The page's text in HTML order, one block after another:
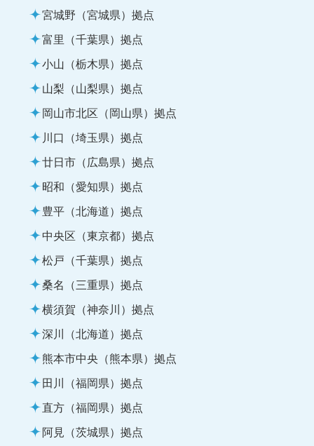
宮城野（宮城県）拠点
富里（千葉県）拠点
小山（栃木県）拠点
山梨（山梨県）拠点
岡山市北区（岡山県）拠点
川口（埼玉県）拠点
廿日市（広島県）拠点
昭和（愛知県）拠点
豊平（北海道）拠点
中央区（東京都）拠点
松戸（千葉県）拠点
桑名（三重県）拠点
横須賀（神奈川）拠点
深川（北海道）拠点
熊本市中央（熊本県）拠点
田川（福岡県）拠点
直方（福岡県）拠点
阿見（茨城県）拠点